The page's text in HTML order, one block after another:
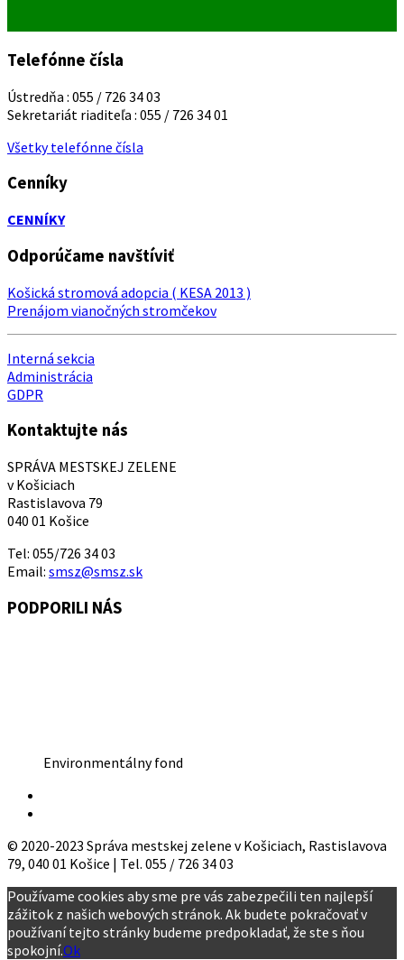
Telefónne čísla
Ústredňa : 055 / 726 34 03
Sekretariát riaditeľa : 055 / 726 34 01
Všetky telefónne čísla
Cenníky
CENNÍKY
Odporúčame navštíviť
Košická stromová adopcia ( KESA 2013 )
Prenájom vianočných stromčekov
Interná sekcia
Administrácia
GDPR
Kontaktujte nás
SPRÁVA MESTSKEJ ZELENE
v Košiciach
Rastislavova 79
040 01 Košice
Tel: 055/726 34 03
Email: smsz@smsz.sk
PODPORILI NÁS
Environmentálny fond
© 2020-2023 Správa mestskej zelene v Košiciach, Rastislavova
79, 040 01 Košice | Tel. 055 / 726 34 03
Používame cookies aby sme pre vás zabezpečili ten najlepší
zážitok z našich webových stránok. Ak budete pokračovať v
používaní tejto stránky budeme predpokladať, že ste s ňou
spokojní.Ok